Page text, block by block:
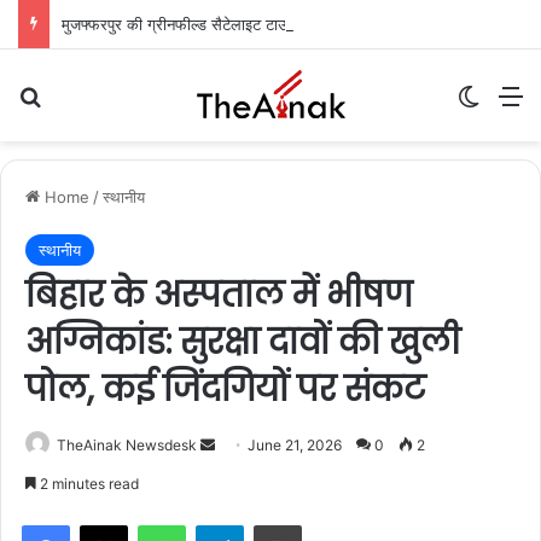
Home /स्थानीय
स्थानीय
बिहार के अस्पताल में भीषण
अग्निकांड: सुरक्षा दावों की खुली
पोल, कई जिंदगियों पर संकट
TheAinak Newsdesk June 21, 2026 0 2
2 minutes read
Telegram